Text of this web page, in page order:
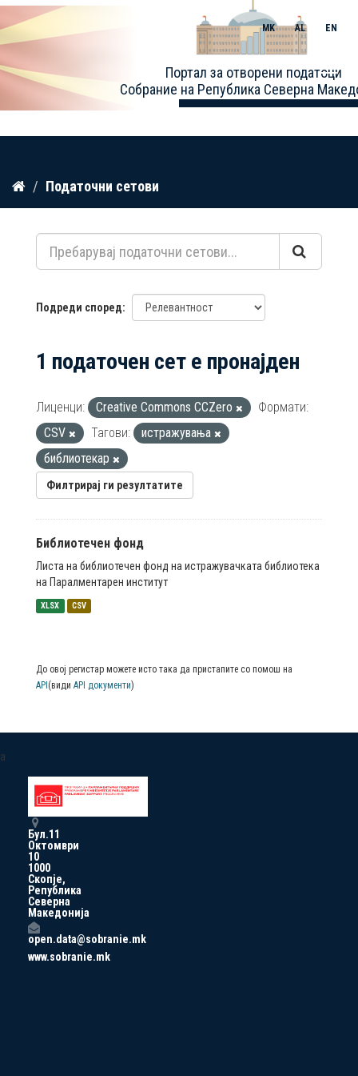
Прескокнете
содржина
Портал за отворени податоци
Собрание на Република Северна
MK AL EN
Toggle
Податочни сетови
Подреди според
1 податочен сет е пронајден
Лиценци: Creative Commons CCZero
Формати:
CSV
Тагови:
истражувања
библиотекар
Филтрирај ги резултатите
Библиотечен фонд
Листа на библиотечен фонд на истражувачката библиотека
на Паралментарен институт
XLSX CSV
До овој регистар можете исто така да пристапите со помош на
API (види API документи)
a
Бул.11
Октомври
10
1000
Скопје,
Република
Северна
Македонија
open.data@sobranie.mk
www.sobranie.mk